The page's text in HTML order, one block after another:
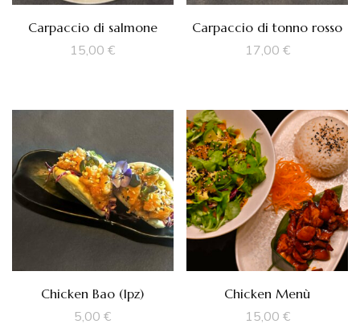
Carpaccio di salmone
15,00€
Carpaccio di tonno rosso
17,00 €
Chicken Bao (1pz)
5,00€
Chicken Menù
15,00 €